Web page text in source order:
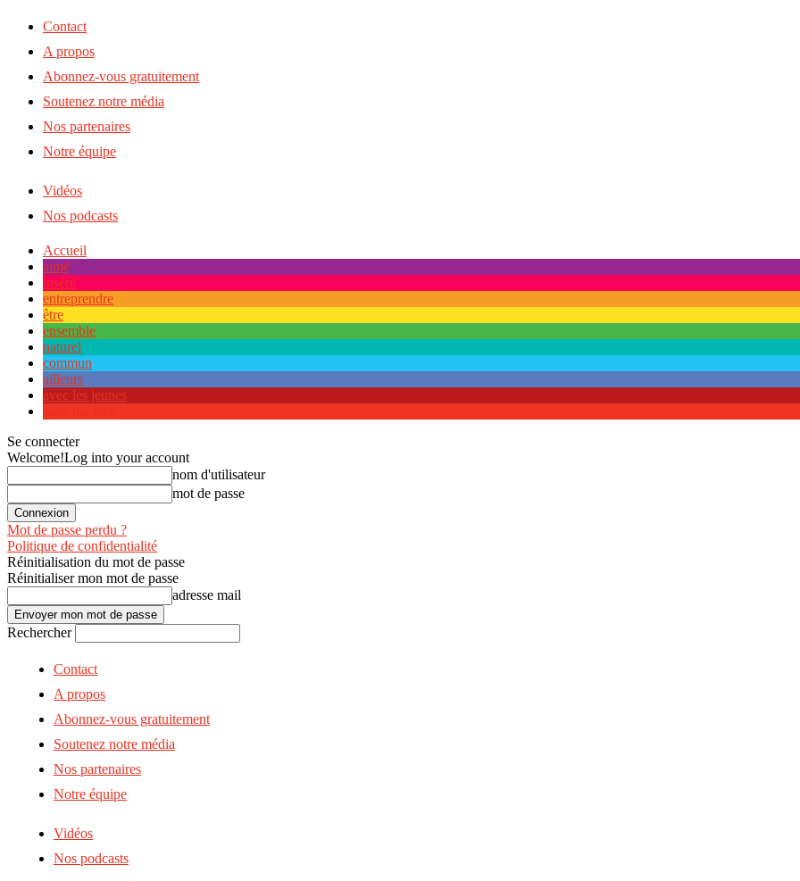
Contact
A propos
Abonnez-vous gratuitement
Soutenez notre média
Nos partenaires
Notre équipe
Vidéos
Nos podcasts
Accueil
aimé
inséré
entreprendre
être
ensemble
naturel
commun
ailleurs
avec les jeunes
Se connecter
Welcome!Log into your account
nom d'utilisateur
mot de passe
Mot de passe perdu ?
Politique de confidentialité
Réinitialisation du mot de passe
Réinitialiser mon mot de passe
adresse mail
Rechercher
Contact
A propos
Abonnez-vous gratuitement
Soutenez notre média
Nos partenaires
Notre équipe
Vidéos
Nos podcasts